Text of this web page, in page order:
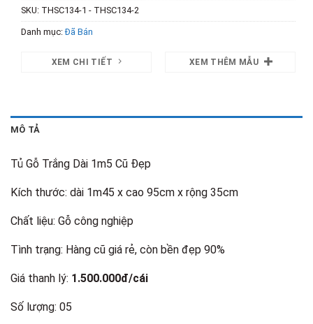
SKU: THSC134-1 - THSC134-2
Danh mục:Đã Bán
XEM CHI TIẾT XEM THÊM MẪU
MÔ TẢ
Tủ Gỗ Trắng Dài 1m5 Cũ Đẹp
Kích thước: dài 1m45 x cao 95cm x rộng 35cm
Chất liệu: Gỗ công nghiệp
Tình trạng: Hàng cũ giá rẻ, còn bền đẹp 90%
Giá thanh lý: 1.500.000đ/cái
Số lượng: 05